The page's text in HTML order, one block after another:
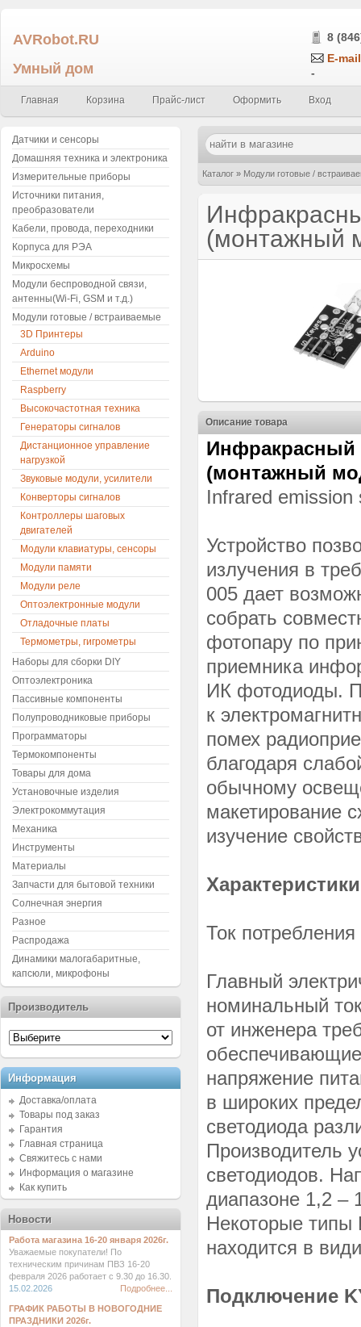
AVRobot.RU
Умный дом
8
E-
-
Главная Корзина Прайс-лист Оформить Вход
Каталог » Модули готовые /
(монтажный
Описание товара
Инфракрасный
(монтажный
Infrared emission
Устройство
излучения в
005 дает
собрать
фотопару по
приемника
ИК фотодиоды.
к
помех
благодаря
обычному
макетирование
изучение
Характеристики
Ток
Главный
номинальный
от инженера
напряжение
в широких
светодиода
Производитель
светодиодов.
диапазоне 1,2 –
Некоторые типы
находится в
Подключение
Датчики и сенсоры
Домашняя техника и электроника
Измерительные приборы
Источники питания,
преобразователи
Кабели, провода, переходники
Корпуса для РЭА
Микросхемы
Модули беспроводной связи,
антенны(Wi-Fi, GSM и т.д.)
Модули готовые / встраиваемые
3D Принтеры
Arduino
Ethernet модули
Raspberry
Высокочастотная техника
Генераторы сигналов
Дистанционное управление
нагрузкой
Звуковые модули, усилители
Конверторы сигналов
Контроллеры шаговых
двигателей
Модули клавиатуры, сенсоры
Модули памяти
Модули реле
Оптоэлектронные модули
Отладочные платы
Термометры, гигрометры
Наборы для сборки DIY
Оптоэлектроника
Пассивные компоненты
Полупроводниковые приборы
Программаторы
Термокомпоненты
Товары для дома
Установочные изделия
Электрокоммутация
Механика
Инструменты
Материалы
Запчасти для бытовой техники
Солнечная энергия
Разное
Распродажа
Динамики малогабаритные,
капсюли, микрофоны
Производитель
Информация
Доставка/оплата
Товары под заказ
Гарантия
Главная страница
Свяжитесь с нами
Информация о магазине
Как купить
Новости
Работа магазина 16-20 января 2026г.
Уважаемые покупатели! По
техническим причинам ПВЗ 16-20
февраля 2026 работает с 9.30 до 16.30.
15.02.2026
Подробнее...
ГРАФИК РАБОТЫ В НОВОГОДНИЕ
ПРАЗДНИКИ 2026г.